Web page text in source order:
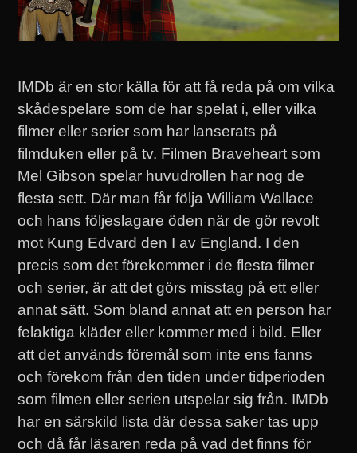
IMDb är en stor källa för att få reda på om vilka
skådespelare som de har spelat i, eller vilka
filmer eller serier som har lanserats på
filmduken eller på tv. Filmen Braveheart som
Mel Gibson spelar huvudrollen har nog de
flesta sett. Där man får följa William Wallace
och hans följeslagare öden när de gör revolt
mot Kung Edvard den I av England. I den
precis som det förekommer i de flesta filmer
och serier, är att det görs misstag på ett eller
annat sätt. Som bland annat att en person har
felaktiga kläder eller kommer med i bild. Eller
att det används föremål som inte ens fanns
och förekom från den tiden under tidperioden
som filmen eller serien utspelar sig från. IMDb
har en särskild lista där dessa saker tas upp
och då får läsaren reda på vad det finns för